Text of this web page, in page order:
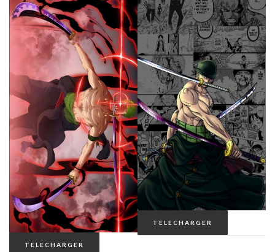
TELECHARGER
TELECHARGER
STUDIO GHIBLI
THE LAST OF US
THE MANDALORIAN
THE PROMISE NEVERLAND
VINLAND SAGA
CATÉGORIE
CONTACT